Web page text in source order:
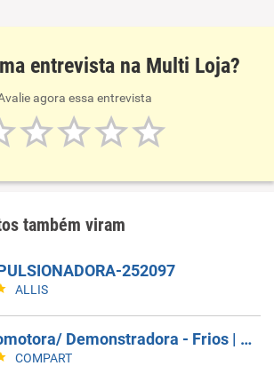
entrevista na Multi Loja?
agora essa entrevista
também viram
252097
ALLIS
Promotora/ Demonstradora - Frios | Jacareí (SP)
COMPART